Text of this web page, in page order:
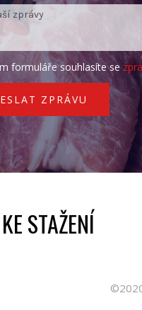
formuláře souhlasíte se
ZPRÁVU
KE STAŽENÍ